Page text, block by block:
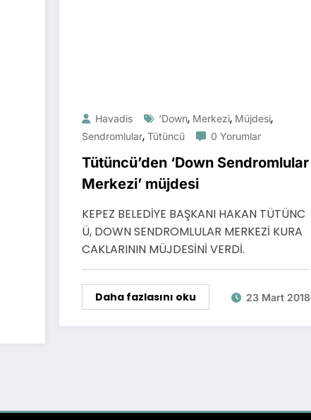
Havadis ‘Down, Merkezi, Müjdesi,
Sendromlular, Tütüncü 0 Yorumlar
Tütüncü’den ‘Down Sendromlular
Merkezi’ müjdesi
KEPEZ BELEDİYE BAŞKANI HAKAN TÜTÜNC
Ü, DOWN SENDROMLULAR MERKEZİ KURA
CAKLARININ MÜJDESİNİ VERDİ.
Daha fazlasını oku 23 Mart 2018